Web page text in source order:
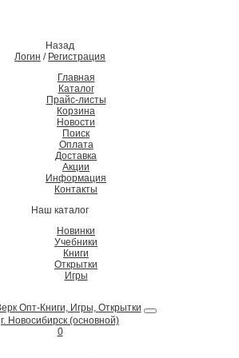
Назад
Логин / Регистрация
Главная
Каталог
Прайс-листы
Корзина
Новости
Поиск
Оплата
Доставка
Акции
Информация
Контакты
Наш каталог
Новинки
Учебники
Книги
Открытки
Игры
г. Новосибирск (основной)
0